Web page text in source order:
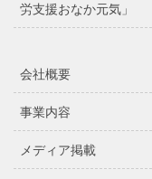
労支援おなか元気」
会社概要
事業内容
メディア掲載